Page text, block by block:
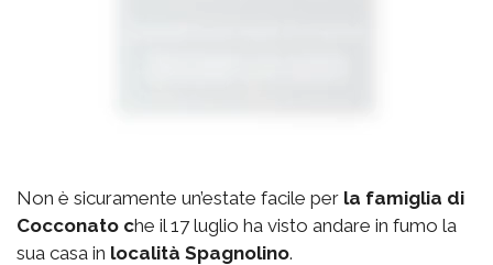
Non è sicuramente un’estate facile per la famiglia di
Cocconato che il 17 luglio ha visto andare in fumo la
sua casa in località Spagnolino.